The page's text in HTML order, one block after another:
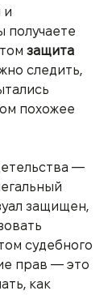
и
получаете
защита
следить,
похожее
—
защищен,
судебного
прав — это
как